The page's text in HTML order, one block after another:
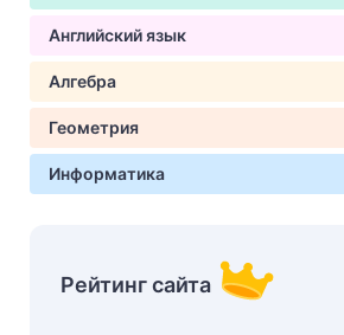
Английский язык
Алгебра
Геометрия
Информатика
Рейтинг сайта